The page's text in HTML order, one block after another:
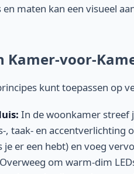
maten kan een visueel
Kamer-voor-
kunt toepassen op
In de woonkamer streef
taak- en accentverlichting
er een hebt) en voeg
om warm-dim